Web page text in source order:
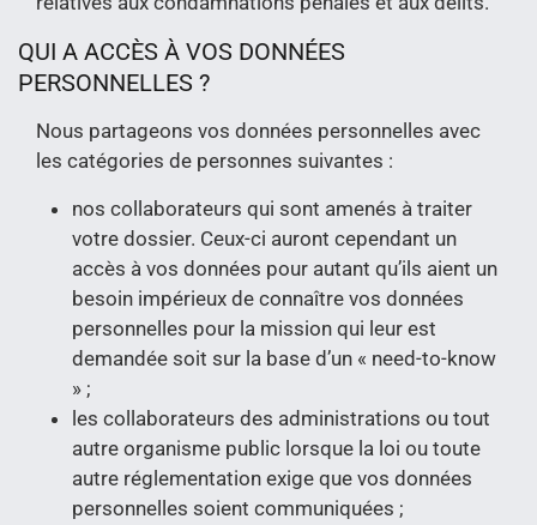
QUI A ACCÈS À VOS DONNÉES
PERSONNELLES ?
Nous partageons vos données personnelles avec
les catégories de personnes suivantes :
nos collaborateurs qui sont amenés à traiter
votre dossier. Ceux-ci auront cependant un
accès à vos données pour autant qu’ils aient un
besoin impérieux de connaître vos données
personnelles pour la mission qui leur est
demandée soit sur la base d’un « need-to-know
» ;
les collaborateurs des administrations ou tout
autre organisme public lorsque la loi ou toute
autre réglementation exige que vos données
personnelles soient communiquées ;